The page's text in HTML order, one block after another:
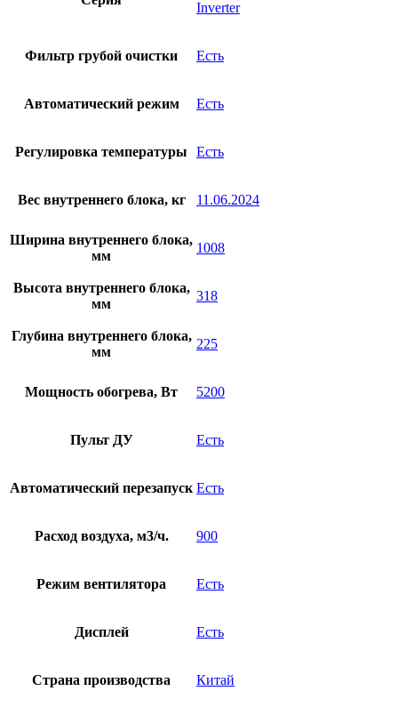
Inverter
Фильтр грубой очистки Есть
Автоматический режим Есть
Регулировка температуры Есть
Вес внутреннего блока, кг 11.06.2024
Ширина внутреннего блока,
мм
1008
Высота внутреннего блока,
мм
318
Глубина внутреннего блока,
мм
225
Мощность обогрева, Вт 5200
Пульт ДУ Есть
Автоматический перезапуск Есть
Расход воздуха, м3/ч. 900
Режим вентилятора Есть
Дисплей Есть
Страна производства Китай